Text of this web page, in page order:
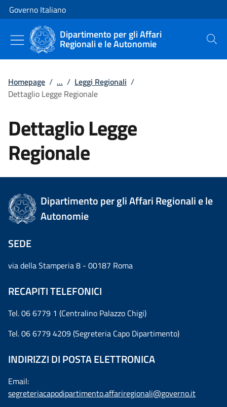
Vai al contenuto
Vai alla navigazione del sito
Governo Italiano
Dipartimento per gli Affari
Regionali e le Autonomie Cerca
Homepage / ... / Leggi Regionali /
Dettaglio Legge Regionale
Dettaglio Legge
Regionale
Dipartimento per gli Affari Regionali e le
Autonomie
SEDE
via della Stamperia 8 - 00187 Roma
RECAPITI TELEFONICI
Tel. 06 6779 1 (Centralino Palazzo Chigi)
Tel. 06 6779 4209 (Segreteria Capo Dipartimento)
INDIRIZZI DI POSTA ELETTRONICA
Email:
segreteriacapodipartimento.affariregionali@governo.it